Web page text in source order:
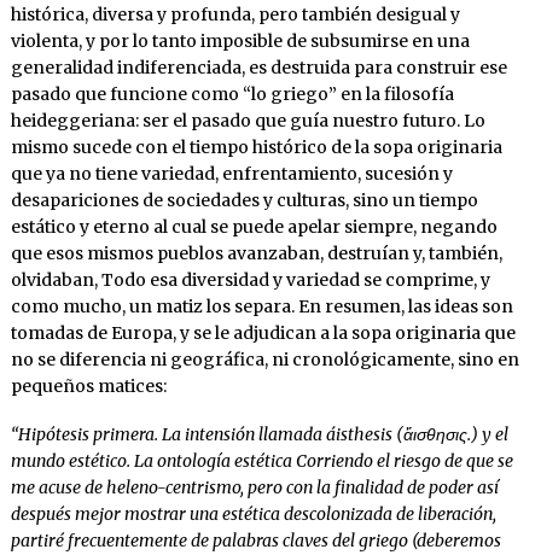
histórica, diversa y profunda, pero también desigual y
violenta, y por lo tanto imposible de subsumirse en una
generalidad indiferenciada, es destruida para construir ese
pasado que funcione como “lo griego” en la filosofía
heideggeriana: ser el pasado que guía nuestro futuro. Lo
mismo sucede con el tiempo histórico de la sopa originaria
que ya no tiene variedad, enfrentamiento, sucesión y
desapariciones de sociedades y culturas, sino un tiempo
estático y eterno al cual se puede apelar siempre, negando
que esos mismos pueblos avanzaban, destruían y, también,
olvidaban, Todo esa diversidad y variedad se comprime, y
como mucho, un matiz los separa. En resumen, las ideas son
tomadas de Europa, y se le adjudican a la sopa originaria que
no se diferencia ni geográfica, ni cronológicamente, sino en
pequeños matices:
“Hipótesis primera. La intensión llamada áisthesis (ἄισθησις.) y el
mundo estético. La ontología estética Corriendo el riesgo de que se
me acuse de heleno-centrismo, pero con la finalidad de poder así
después mejor mostrar una estética descolonizada de liberación,
partiré frecuentemente de palabras claves del griego (deberemos